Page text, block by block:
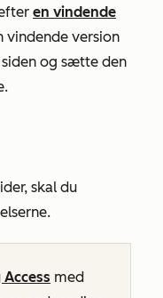
en vindende
vindende version
og sætte den
skal du
med